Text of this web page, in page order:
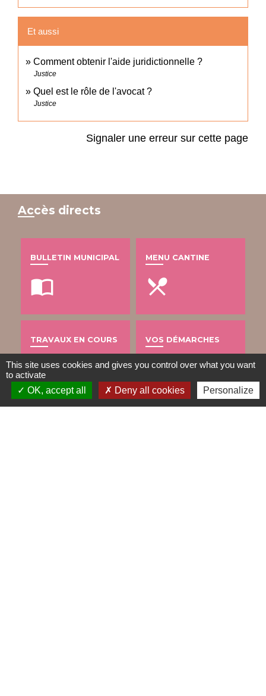
Et aussi
Comment obtenir l'aide juridictionnelle ?
Justice
Quel est le rôle de l'avocat ?
Justice
Signaler une erreur sur cette page
Accès directs
BULLETIN MUNICIPAL
import_contacts
MENU CANTINE
local_dining
TRAVAUX EN COURS
build
VOS DÉMARCHES
account_balance
This site uses cookies and gives you control over what you want
to activate
OK, accept all
Deny all cookies Personalize